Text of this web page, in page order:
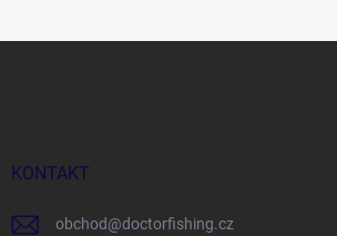
KONTAKT
obchod@doctorfishing.cz